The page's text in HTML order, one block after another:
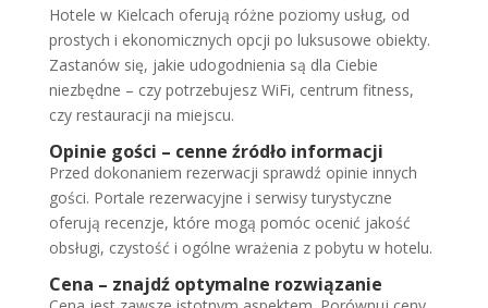
Hotele w Kielcach oferują różne poziomy usług, od
prostych i ekonomicznych opcji po luksusowe obiekty.
Zastanów się, jakie udogodnienia są dla Ciebie
niezbędne – czy potrzebujesz WiFi, centrum fitness,
czy restauracji na miejscu.
Opinie gości – cenne źródło informacji
Przed dokonaniem rezerwacji sprawdź opinie innych
gości. Portale rezerwacyjne i serwisy turystyczne
oferują recenzje, które mogą pomóc ocenić jakość
obsługi, czystość i ogólne wrażenia z pobytu w hotelu.
Cena – znajdź optymalne rozwiązanie